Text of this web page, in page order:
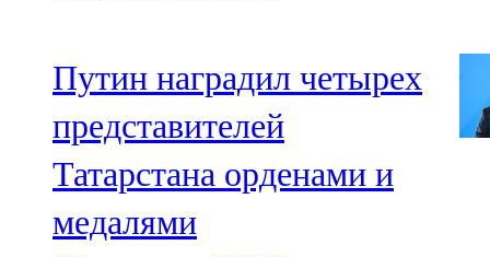
Путин наградил четырех
представителей
Татарстана орденами и
медалями